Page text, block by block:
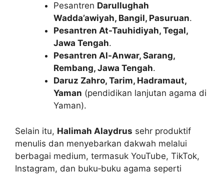
Pesantren Darullughah
Wadda’awiyah, Bangil, Pasuruan.
Pesantren At-Tauhidiyah, Tegal,
Jawa Tengah.
Pesantren Al-Anwar, Sarang,
Rembang, Jawa Tengah.
Daruz Zahro, Tarim, Hadramaut,
Yaman (pendidikan lanjutan agama di
Yaman).
Selain itu, Halimah Alaydrus sehr produktif
menulis dan menyebarkan dakwah melalui
berbagai medium, termasuk YouTube, TikTok,
Instagram, dan buku‑buku agama seperti